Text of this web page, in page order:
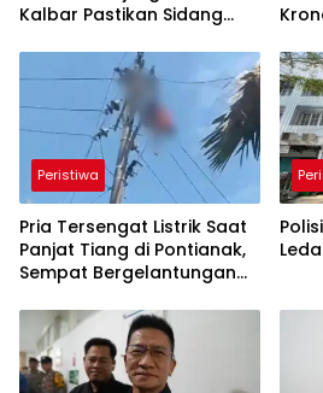
Kalbar Pastikan Sidang
Peristiwa
Pria Tersengat Listrik Saat
Panjat Tiang di Pontianak,
Sempat Bergelantungan